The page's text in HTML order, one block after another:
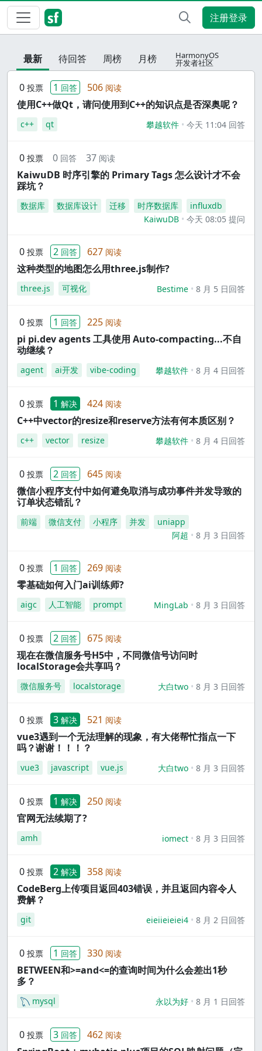
注册登录
最新 待回答 周榜 月榜 HarmonyOS
开发者社区
0 投票 1 回答 506 阅读
使用C++做Qt，请问使用到C++的知识点是否深奥呢？
c++ qt 攀越软件 今天 11:04 回答
0 投票 0 回答 37 阅读
KaiwuDB 时序引擎的 Primary Tags 怎么设计才不会
踩坑？
数据库 数据库设计 迁移 时序数据库
influxdb
KaiwuDB
今天 08:05 提问
0 投票 2 回答 627 阅读
这种类型的地图怎么用three.js制作?
three.js 可视化 Bestime 8 月 5 日回答
0 投票 1 回答 225 阅读
pi pi.dev agents 工具使用 Auto-compacting...不自
动继续？
agent ai开发 vibe-coding 攀越软件 8 月 4 日回答
0 投票 1 解决 424 阅读
C++中vector的resize和reserve方法有何本质区别？
c++ vector resize 攀越软件 8 月 4 日回答
0 投票 2 回答 645 阅读
微信小程序支付中如何避免取消与成功事件并发导致的
订单状态错乱？
前端 微信支付 小程序 并发
uniapp
阿超
8 月 3 日回答
0 投票 1 回答 269 阅读
零基础如何入门ai训练师?
aigc 人工智能 prompt MingLab 8 月 3 日回答
0 投票 2 回答 675 阅读
现在在微信服务号H5中，不同微信号访问时
localStorage会共享吗？
微信服务号 localstorage 大白two 8 月 3 日回答
0 投票 3 解决 521 阅读
vue3遇到一个无法理解的现象，有大佬帮忙指点一下
吗？谢谢！！！？
vue3 javascript vue.js 大白two 8 月 3 日回答
0 投票 1 解决 250 阅读
官网无法续期了?
amh iomect 8 月 3 日回答
0 投票 2 解决 358 阅读
CodeBerg上传项目返回403错误，并且返回内容令人
费解？
git eieiieieiei4 8 月 2 日回答
0 投票 1 回答 330 阅读
BETWEEN和>=and<=的查询时间为什么会差出1秒
多？
mysql 永以为好 8 月 1 日回答
0 投票 3 回答 462 阅读